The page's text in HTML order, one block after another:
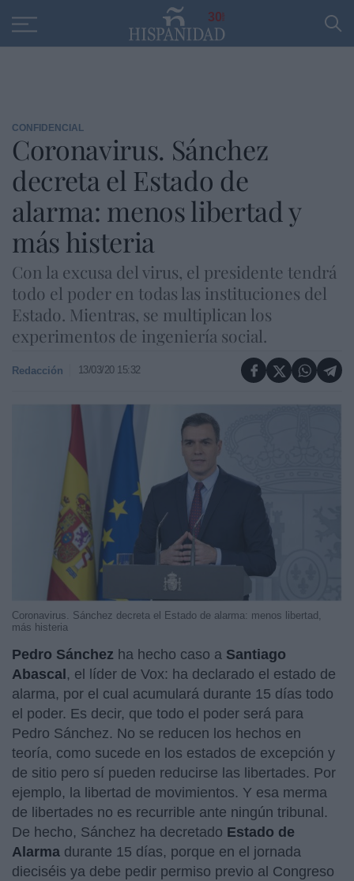
30
CONFIDENCIAL
Coronavirus. Sánchez
decreta el Estado de
alarma: menos libertad y
más histeria
Con la excusa del virus, el presidente tendrá
todo el poder en todas las instituciones del
Estado. Mientras, se multiplican los
experimentos de ingeniería social.
Redacción 13/03/20 15:32
Coronavirus. Sánchez decreta el Estado de alarma: menos libertad,
más histeria
Pedro Sánchez ha hecho caso a Santiago
Abascal, el líder de Vox: ha declarado el estado de
alarma, por el cual acumulará durante 15 días todo
el poder. Es decir, que todo el poder será para
Pedro Sánchez. No se reducen los hechos en
teoría, como sucede en los estados de excepción y
de sitio pero sí pueden reducirse las libertades. Por
ejemplo, la libertad de movimientos. Y esa merma
de libertades no es recurrible ante ningún tribunal.
De hecho, Sánchez ha decretado Estado de
Alarma durante 15 días, porque en el jornada
dieciséis ya debe pedir permiso previo al Congreso